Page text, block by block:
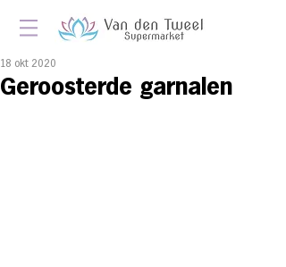
Geroosterde garnalen
18 okt 2020